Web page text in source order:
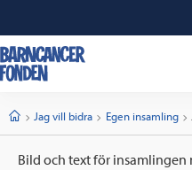
StartJag vill bidra Egen insamling
Bild och text för